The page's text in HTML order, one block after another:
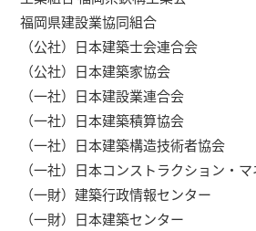
福岡県建設業協同組合
（公社）日本建築士会連合会
（公社）日本建築家協会
（一社）日本建設業連合会
（一社）日本建築積算協会
（一社）日本建築構造技術者協会
（一社）日本コンストラクション・
（一財）建築行政情報センター
（一財）日本建築センター